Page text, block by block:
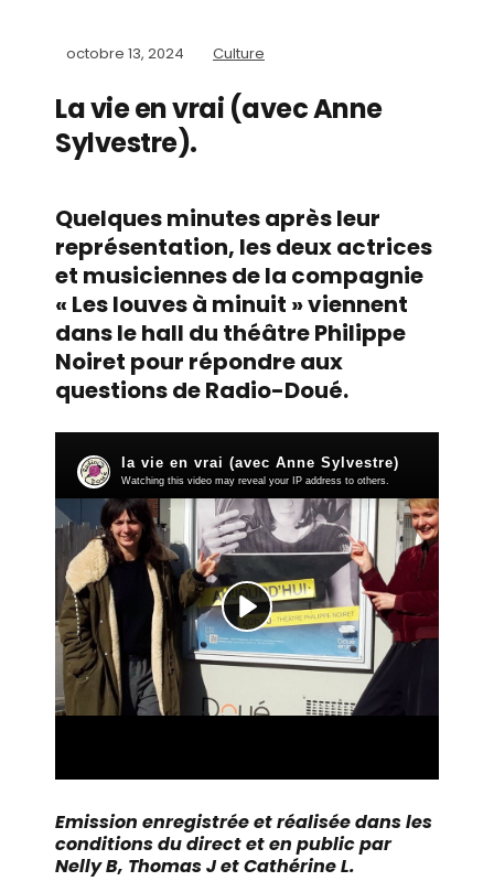
octobre 13, 2024 Culture
La vie en vrai (avec Anne
Sylvestre).
Quelques minutes après leur
représentation, les deux actrices
et musiciennes de la compagnie
« Les louves à minuit » viennent
dans le hall du théâtre Philippe
Noiret pour répondre aux
questions de Radio-Doué.
Emission enregistrée et réalisée dans les
conditions du direct et en public par
Nelly B, Thomas J et Cathérine L.